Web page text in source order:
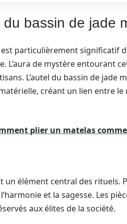
bassin de jade
particulièrement significatif
L’aura de mystère entourant
L’autel du bassin de jade
créant un lien entre
plier un matelas
élément central des rituels.
et la sagesse. Les
aux élites de la société.